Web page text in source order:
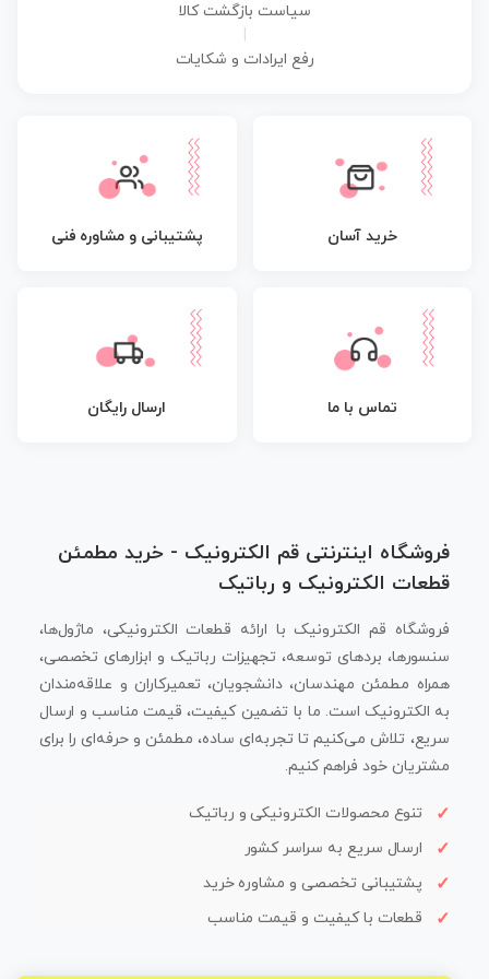
سیاست بازگشت کالا
رفع ایرادات و شکایات
خرید آسان پشتیبانی و مشاوره فنی
تماس با ما ارسال رایگان
فروشگاه اینترنتی قم الکترونیک - خرید مطمئن
قطعات الکترونیک و رباتیک
فروشگاه قم الکترونیک با ارائه قطعات الکترونیکی، ماژول‌ها،
سنسورها، بردهای توسعه، تجهیزات رباتیک و ابزارهای تخصصی،
همراه مطمئن مهندسان، دانشجویان، تعمیرکاران و علاقه‌مندان
به الکترونیک است. ما با تضمین کیفیت، قیمت مناسب و ارسال
سریع، تلاش می‌کنیم تا تجربه‌ای ساده، مطمئن و حرفه‌ای را برای
مشتریان خود فراهم کنیم.
تنوع محصولات الکترونیکی و رباتیک
ارسال سریع به سراسر کشور
پشتیبانی تخصصی و مشاوره خرید
قطعات با کیفیت و قیمت مناسب